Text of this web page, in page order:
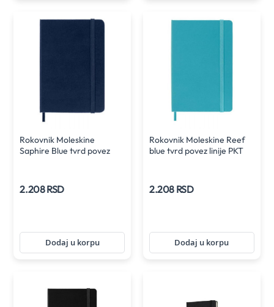
Rokovnik Moleskine
Saphire Blue tvrd povez
2.208 RSD
Dodaj u korpu
Rokovnik Moleskine Reef
blue tvrd povez linije PKT
2.208 RSD
Dodaj u korpu